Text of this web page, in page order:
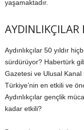
yaşamaktadır.
AYDINLIKÇILAR
Aydınlıkçılar 50 yıldır
sürdürüyor? Habertürk
Gazetesi ve Ulusal Kanal
Türkiye’nin en etkili ve
Aydınlıkçılar gençlik
kadar etkili?